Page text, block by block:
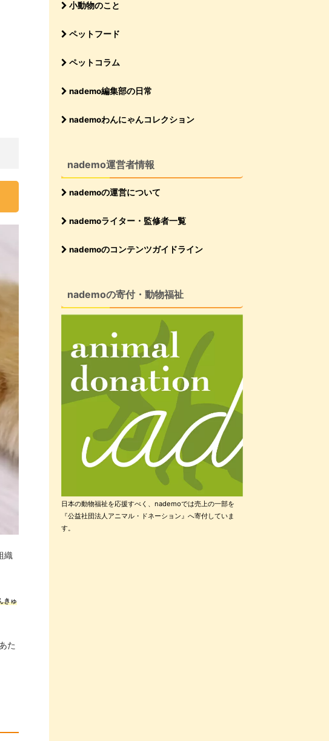
織
きゅ
た
小動物のこと
ペットフード
ペットコラム
nademo編集部の日常
nademoわんにゃんコレクション
nademo運営者情報
nademoの運営について
nademoライター・監修者一覧
nademoのコンテンツガイドライン
nademoの寄付・動物福祉
日本の動物福祉を応援すべく、nademoでは売上の一部を
『公益社団法人アニマル・ドネーション』へ寄付していま
す。